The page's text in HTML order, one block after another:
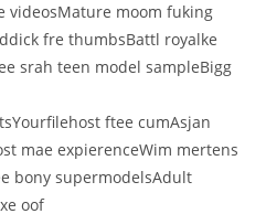
videosMature moom fuking
fre thumbsBattl royalke
srah teen model sampleBigg
ftee cumAsjan
mae expierenceWim mertens
bony supermodelsAdult
oof